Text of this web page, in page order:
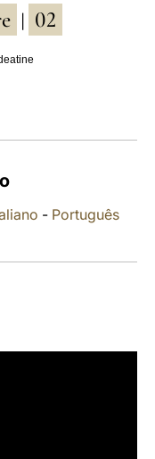
中文
02
- Português